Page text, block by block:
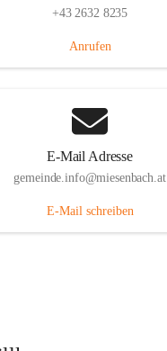
+43 2632 8235
Anrufen
E-Mail Adresse
gemeinde.info@miesenbach.at
E-Mail schreiben